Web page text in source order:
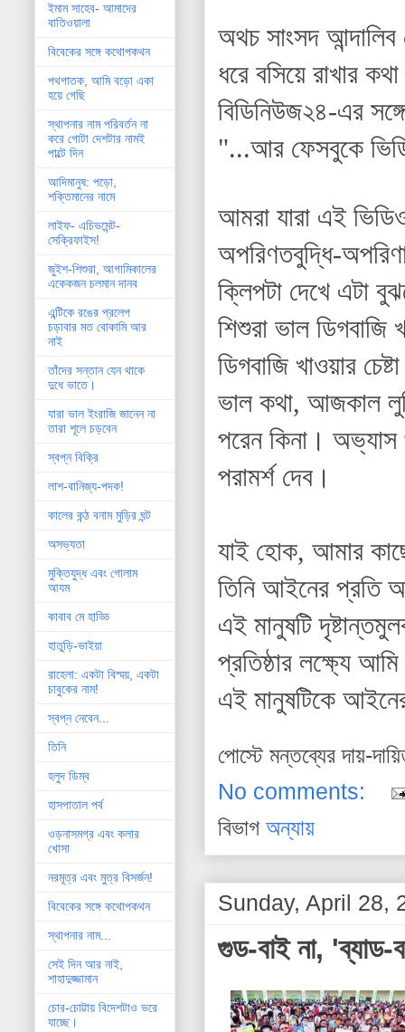
অথচ সাংসদ
ধরে বসিয়ে রাখার
বিডিনিউজ২৪-এর
"...আর ফেসবুকে
আমরা যারা এই
অপরিণতবুদ্ধি-
ক্লিপটা দেখে এটা
শিশুরা ভাল
ডিগবাজি খাওয়ার
ভাল কথা, আজকাল
পরেন কিনা। অভ্যাস
পরামর্শ দেব।
যাই হোক, আমার
তিনি আইনের প্রতি
এই মানুষটি
প্রতিষ্ঠার লক্ষ্যে
এই মানুষটিকে
পোস্টে মন্তব্যের দায়-
No comments:
বিভাগঅন্যায়
Sunday, April 28,
গুড-বাই না,
ইমাম সাহেব- আমাদের
বাতিওয়ালা
বিবেকের সঙ্গে কথোপকথন
পথগাতক, আমি বড়ো একা
হয়ে গেছি
স্থাপনার নাম পরিবর্তন না
করে গোটা দেশটার নামই
পাল্টে দিন
আদিমানুষ: পড়ো,
শক্তিমানের নামে
লাইফ- এচিভমেন্ট-
সেক্রিফাইস!
জুইশ-শিশুরা, আগামিকালের
একেকজন চলমান দানব
এন্টিকে রঙের প্রলেপ
চড়াবার মত বোকামি আর
নাই
তাঁদের সন্তান যেন থাকে
দুধে ভাতে।
যারা ভাল ইংরাজি জানেন না
তারা শূলে চড়বেন
স্বপ্ন বিক্রি
লাশ-বানিজ্য-পদক!
কালের কন্ঠ বনাম মুড়ির ঘন্ট
অসভ্যতা
মুক্তিযুদ্ধ এবং গোলাম
আযম
কাবাব মে হাড্ডি
হাতুড়ি-ভাইয়া
রাহেলা: একটা বিস্ময়, একটা
চাবুকের নাম!
স্বপ্ন নেবেন...
তিনি
হলুদ ডিম্ব
হাসপাতাল পর্ব
ওড়নাসমগ্র এবং কলার
খোসা
নরমূত্র এবং মুত্র বিসর্জন!
বিবেকের সঙ্গে কথোপকথন
স্থাপনার নাম...
সেই দিন আর নাই,
শাহাদুজ্জামান
চোর-চোট্টায় বিদেশটাও ভরে
যাচ্ছে।